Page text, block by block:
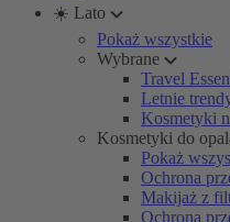
☀️ Lato
Pokaż wszystkie
Wybrane
Travel
Letnie
Kosmetyki
Kosmetyki do
Pokaż
Ochrona
Makijaż z
Ochrona